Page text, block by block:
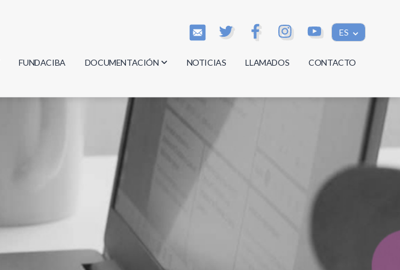
ES
FUNDACIBA DOCUMENTACIÓN
Actas
Reglamentos
Documentos
NOTICIAS LLAMADOS CONTACTO